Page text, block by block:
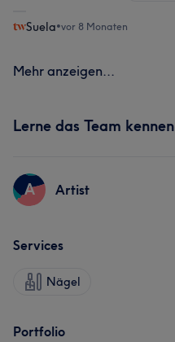
Suela•vor 8 Monaten
Mehr anzeigen...
Lerne das Team kennen
A Artist
Services
Nägel
Portfolio